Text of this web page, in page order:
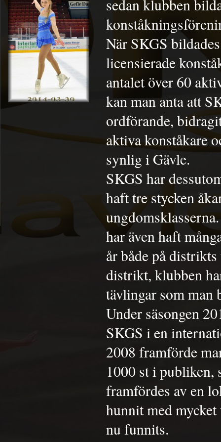
sedan klubben
När SKGS
licensierade
antalet över 60
kan man anta att
ordförande,
aktiva konståkare
synlig i Gävle.
SKGS har
haft tre stycken
har även haft
år både på
distrikt, klubben
tävlingar som
Under säsongen
SKGS i en
2008 framförde
1000 st i publiken,
framfördes av en
hunnit med mycket
nu funnits.